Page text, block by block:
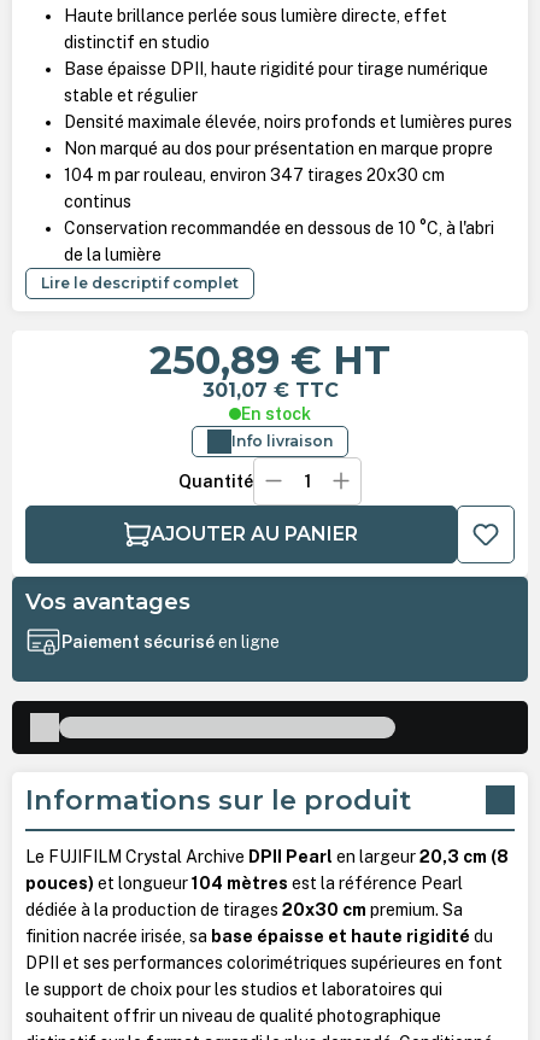
Haute brillance perlée sous lumière directe, effet
distinctif en studio
Base épaisse DPII, haute rigidité pour tirage numérique
stable et régulier
Densité maximale élevée, noirs profonds et lumières pures
Non marqué au dos pour présentation en marque propre
104 m par rouleau, environ 347 tirages 20x30 cm
continus
Conservation recommandée en dessous de 10 °C, à l'abri
de la lumière
Lire le descriptif complet
250,89 € HT
301,07 € TTC
En stock
Info livraison
Quantité
AJOUTER AU PANIER
Vos avantages
Paiement sécuriséen ligne
Informations sur le produit
Le FUJIFILM Crystal Archive DPII Pearl en largeur20,3 cm (8
pouces) et longueur104 mètres est la référence Pearl
dédiée à la production de tirages 20x30 cm premium. Sa
finition nacrée irisée, sa base épaisse et haute rigidité du
DPII et ses performances colorimétriques supérieures en font
le support de choix pour les studios et laboratoires qui
souhaitent offrir un niveau de qualité photographique